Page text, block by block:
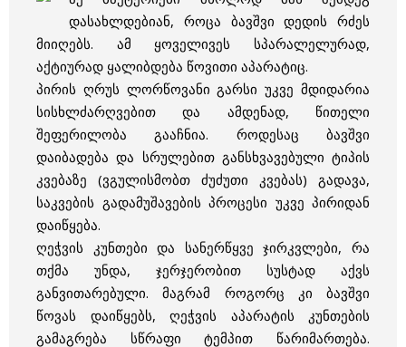
დასახლდებიან, როცა ბავშვი დედის რძეს
მიიღებს. ამ ყოველივეს სპარალელურად,
აქტიურად ყალიბდება წოვითი აპარატიც.
პირის ღრუს ლორწოვანი გარსი უკვე მდიდარია
სისხლძარღვებით და ამდენად, წითელი
შეფერილობა გააჩნია. როდესაც ბავშვი
დაიბადება და სრულებით განსხვავებული ტიპის
კვებაზე (ვგულისმობთ ძუძუთი კვებას) გადავა,
საკვების გადამუშავების პროცესი უკვე პირიდან
დაიწყება.
ღეჭვის კუნთები და სანერწყვე ჯირკვლები, რა
თქმა უნდა, ჯერჯერობით სუსტად აქვს
განვითარებული. მაგრამ როგორც კი ბავშვი
წოვას დაიწყებს, ღეჭვის აპარატის კუნთების
გამაგრება სწრაფი ტემპით წარიმართება.